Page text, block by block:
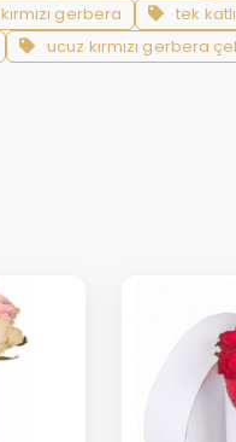
kırmızı gerbera tek
ucuz kırmızı gerbera